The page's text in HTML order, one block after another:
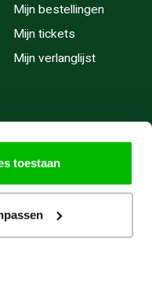
toestaan
Mijn bestellingen
Mijn tickets
Mijn verlanglijst